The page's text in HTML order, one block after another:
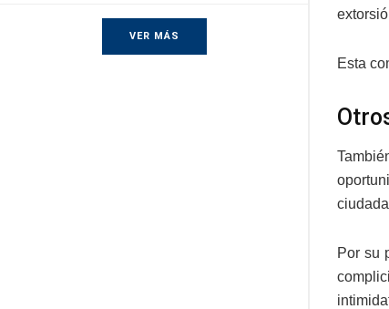
VER MÁS
Esta
Por su